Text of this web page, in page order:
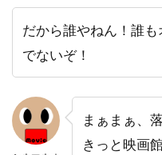
デヴィッド・ハイド
デヴィッド・ハイマ
デヴィッド・ヒュー
デヴィッド・ブレナ
デヴィッド・ブロー
だから誰やねん！誰
でないぞ！
まぁまぁ、
きっと映画